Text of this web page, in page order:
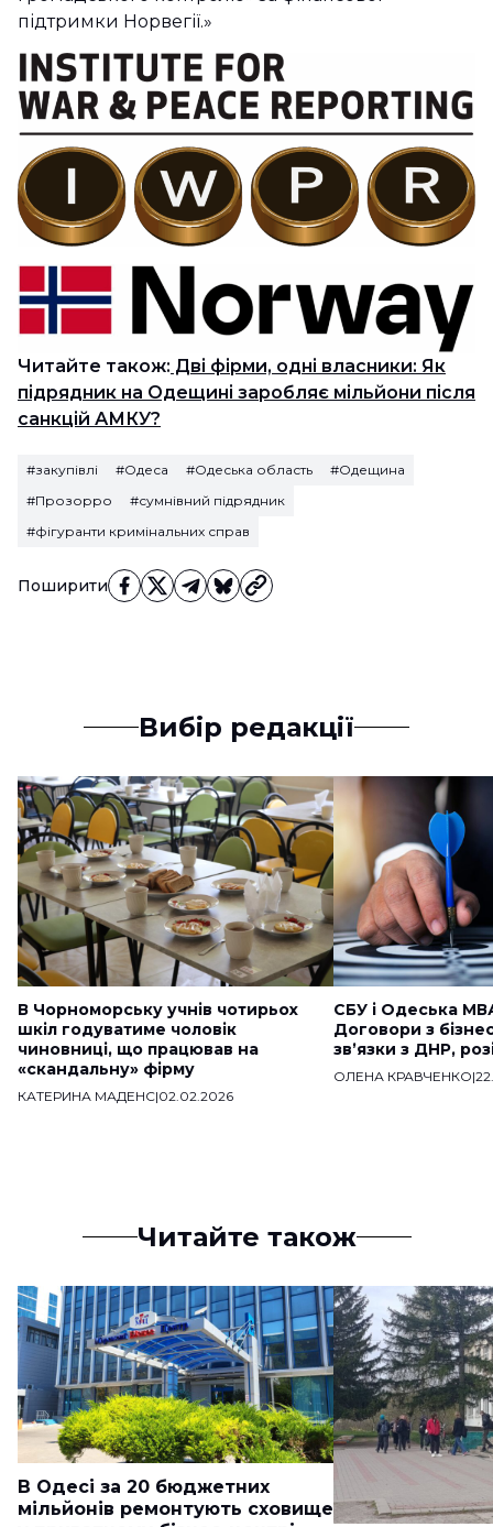
Поширити
підтримки Норвегії.»
Читайте також: Дві фірми, одні власники: Як
підрядник на Одещині заробляє мільйони після
санкцій АМКУ?
#закупівлі #Одеса #Одеська область
#Одещина
#Прозорро
#сумнівний підрядник
#фігуранти кримінальних справ
Вибір редакції
В Чорноморську учнів чотирьох
шкіл годуватиме чоловік
чиновниці, що працював на
«скандальну» фірму
КАТЕРИНА МАДЕНС|02.02.2026
СБУ і Одеська
Договори з
звʼязки з ДНР,
ОЛЕНА КРАВЧЕНКО|
Читайте також
В Одесі за 20 бюджетних
мільйонів ремонтують сховище